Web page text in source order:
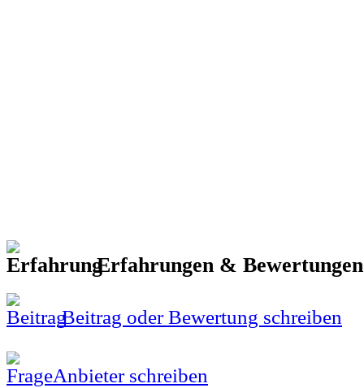
Erfahrungen &
Beitrag oder Bewertung schreiben
Anbieter schreiben